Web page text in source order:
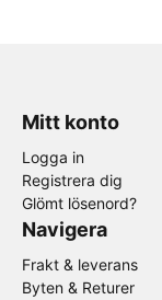
Mitt konto
Logga in
Registrera dig
Glömt lösenord?
Navigera
Frakt & leverans
Byten & Returer